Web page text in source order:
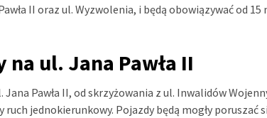
II oraz ul. Wyzwolenia, i będą obowiązywać od
na ul. Jana Pawła II
Jana Pawła II, od skrzyżowania z ul. Inwalidów
ruch jednokierunkowy. Pojazdy będą mogły poruszać